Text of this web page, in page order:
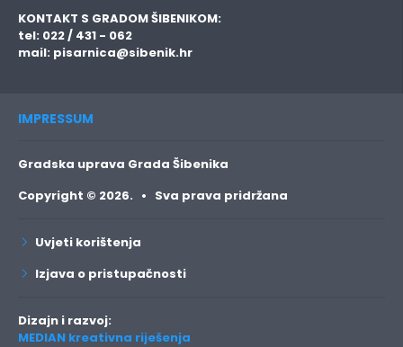
KONTAKT S GRADOM ŠIBENIKOM:
tel: 022 / 431 - 062
mail: pisarnica@sibenik.hr
IMPRESSUM
Gradska uprava Grada Šibenika
Copyright © 2026. • Sva prava pridržana
Uvjeti korištenja
Izjava o pristupačnosti
Dizajn i razvoj:
MEDIAN kreativna riješenja